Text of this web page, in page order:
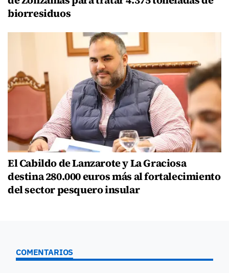
biorresiduos
El Cabildo de Lanzarote y La Graciosa
destina 280.000 euros más al fortalecimiento
del sector pesquero insular
COMENTARIOS